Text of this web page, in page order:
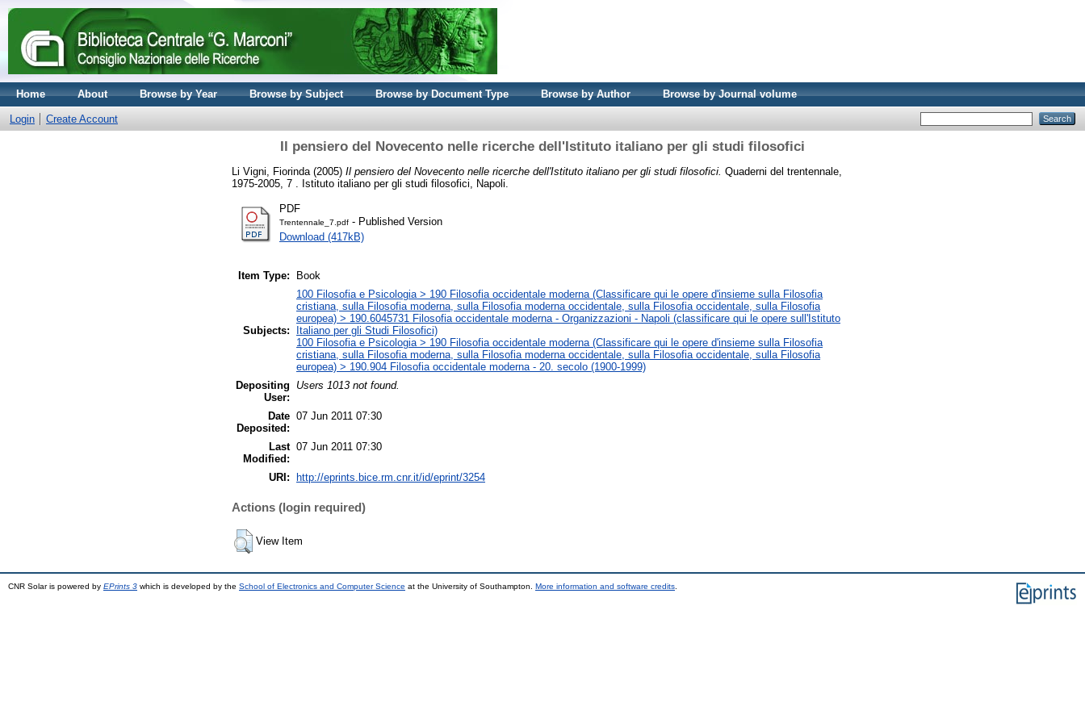
Home About Browse by Year Browse by Subject Browse by Document Type Browse by Author Browse by Journal volume
Login Create Account
Il pensiero del Novecento nelle ricerche dell'Istituto italiano per gli studi filosofici
Li Vigni, Fiorinda (2005) Il pensiero del Novecento nelle ricerche dell'Istituto italiano per gli studi filosofici. Quaderni del trentennale,
1975-2005, 7 . Istituto italiano per gli studi filosofici, Napoli.
PDF
Trentennale_7.pdf - Published Version
Download (417kB)
Item Type: Book
Subjects:
100 Filosofia e Psicologia > 190 Filosofia occidentale moderna (Classificare qui le opere d'insieme sulla Filosofia
cristiana, sulla Filosofia moderna, sulla Filosofia moderna occidentale, sulla Filosofia occidentale, sulla Filosofia
europea) > 190.6045731 Filosofia occidentale moderna - Organizzazioni - Napoli (classificare qui le opere sull'Istituto
Italiano per gli Studi Filosofici)
100 Filosofia e Psicologia > 190 Filosofia occidentale moderna (Classificare qui le opere d'insieme sulla Filosofia
cristiana, sulla Filosofia moderna, sulla Filosofia moderna occidentale, sulla Filosofia occidentale, sulla Filosofia
europea) > 190.904 Filosofia occidentale moderna - 20. secolo (1900-1999)
Depositing
User:
Users 1013 not found.
Date
Deposited:
07 Jun 2011 07:30
Last
Modified:
07 Jun 2011 07:30
URI: http://eprints.bice.rm.cnr.it/id/eprint/3254
Actions (login required)
View Item
CNR Solar is powered by EPrints 3 which is developed by the School of Electronics and Computer Science at the University of Southampton. More information and software credits